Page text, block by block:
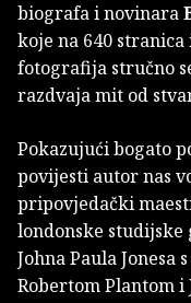
biografa i novinara
koje na 640
fotografija stručno
razdvaja mit od
Pokazujući bogato
povijesti autor nas
pripovjedački
londonske studijske
Johna Paula Jonesa
Robertom Plantom i